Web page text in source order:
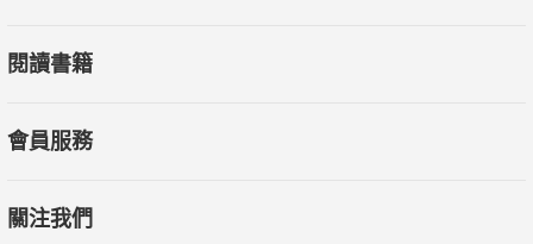
閱讀書籍
會員服務
關注我們